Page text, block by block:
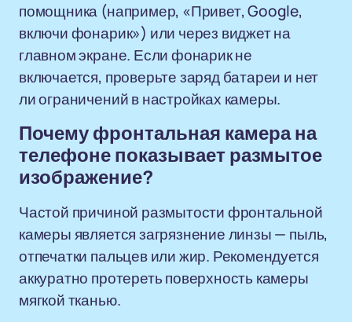
помощника (например, «Привет, Google,
включи фонарик») или через виджет на
главном экране. Если фонарик не
включается, проверьте заряд батареи и нет
ли ограничений в настройках камеры.
Почему фронтальная камера на
телефоне показывает размытое
изображение?
Частой причиной размытости фронтальной
камеры является загрязнение линзы — пыль,
отпечатки пальцев или жир. Рекомендуется
аккуратно протереть поверхность камеры
мягкой тканью.